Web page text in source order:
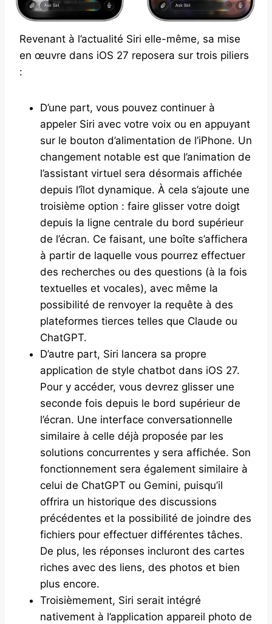
Revenant à l’actualité Siri elle-même, sa mise
en œuvre dans iOS 27 reposera sur trois piliers
:
D’une part, vous pouvez continuer à
appeler Siri avec votre voix ou en appuyant
sur le bouton d’alimentation de l’iPhone. Un
changement notable est que l’animation de
l’assistant virtuel sera désormais affichée
depuis l’îlot dynamique. À cela s’ajoute une
troisième option : faire glisser votre doigt
depuis la ligne centrale du bord supérieur
de l’écran. Ce faisant, une boîte s’affichera
à partir de laquelle vous pourrez effectuer
des recherches ou des questions (à la fois
textuelles et vocales), avec même la
possibilité de renvoyer la requête à des
plateformes tierces telles que Claude ou
ChatGPT.
D’autre part, Siri lancera sa propre
application de style chatbot dans iOS 27.
Pour y accéder, vous devrez glisser une
seconde fois depuis le bord supérieur de
l’écran. Une interface conversationnelle
similaire à celle déjà proposée par les
solutions concurrentes y sera affichée. Son
fonctionnement sera également similaire à
celui de ChatGPT ou Gemini, puisqu’il
offrira un historique des discussions
précédentes et la possibilité de joindre des
fichiers pour effectuer différentes tâches.
De plus, les réponses incluront des cartes
riches avec des liens, des photos et bien
plus encore.
Troisièmement, Siri serait intégré
nativement à l’application appareil photo de